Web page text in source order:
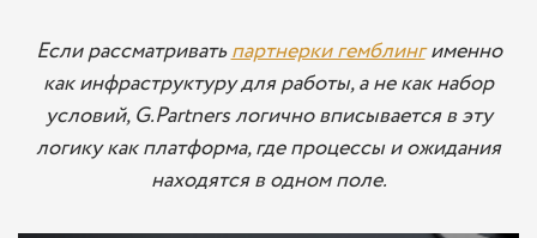
Если рассматриватьпартнерки гемблингименно
как инфраструктуру для работы, а не как набор
условий, G.Partners логично вписывается в эту
логику как платформа, где процессы и ожидания
находятся в одном поле.